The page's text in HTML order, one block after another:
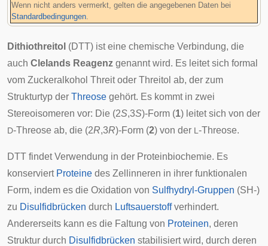
Wenn nicht anders vermerkt, gelten die angegebenen Daten bei
Standardbedingungen.
Dithiothreitol (DTT) ist eine chemische Verbindung, die
auch Clelands Reagenz genannt wird. Es leitet sich formal
vom Zuckeralkohol Threit oder Threitol ab, der zum
Strukturtyp der Threose gehört. Es kommt in zwei
Stereoisomeren vor: Die (2S,3S)-Form (1) leitet sich von der
D-Threose ab, die (2R,3R)-Form (2) von der L -Threose.
DTT findet Verwendung in der Proteinbiochemie. Es
konserviert Proteine des Zellinneren in ihrer funktionalen
Form, indem es die Oxidation von Sulfhydryl-Gruppen (SH-)
zu Disulfidbrücken durch Luftsauerstoffverhindert.
Andererseits kann es die Faltung von Proteinen, deren
Struktur durch Disulfidbrücken stabilisiert wird, durch deren